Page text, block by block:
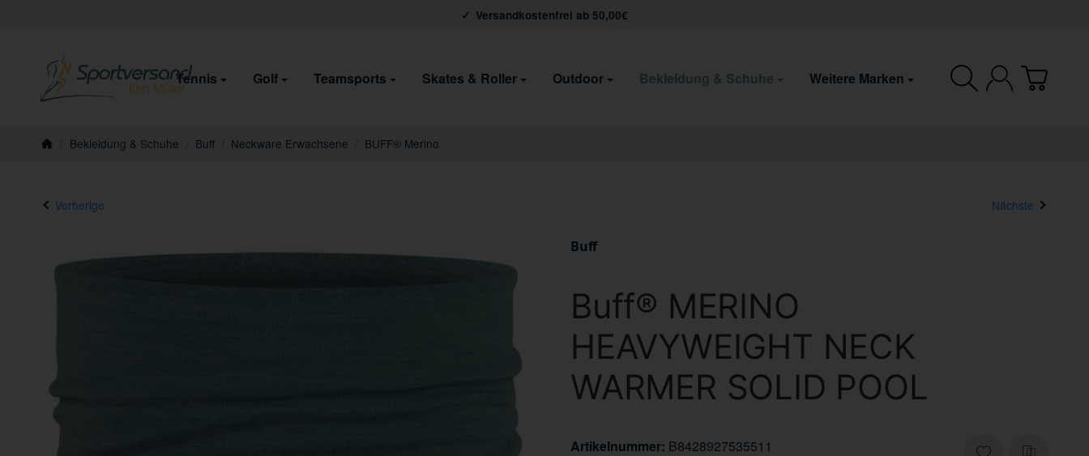
Versandkostenfrei ab 50,00€
Tennis Golf Teamsports Skates & Roller Outdoor Bekleidung & Schuhe Weitere Marken
Bekleidung & Schuhe Buff Neckware Erwachsene BUFF® Merino
Vorherige Nächste
Buff
Buff® MERINO
HEAVYWEIGHT NECK
WARMER SOLID POOL
Artikelnummer: B8428927535511